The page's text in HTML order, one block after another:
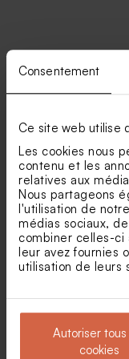
Consentement
Ce site web utilise
Les cookies nous
contenu et les
relatives aux
Nous partageons
l'utilisation de
médias sociaux,
combiner celles-ci
leur avez fournies
utilisation de leurs
Autoriser tous
cookies
Moulin à vent fête
crayon gris
Sucette fête
Nos clients
(± 240 ex)